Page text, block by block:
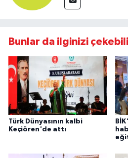
Bunlar da ilginizi
Türk Dünyasının kalbi
Keçiören'de attı